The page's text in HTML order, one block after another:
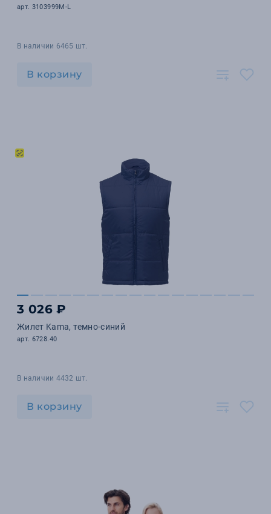
арт. 3103999M-L
В наличии 6465 шт.
В корзину
3 026 ₽
Жилет Kama, темно-синий
арт. 6728.40
В наличии 4432 шт.
В корзину